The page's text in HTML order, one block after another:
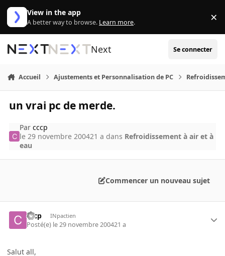
Aller au contenu
View in the app
A better way to browse. Learn more. ×
Next Se connecter
Accueil Ajustements et Personnalisation de PC
un vrai pc de merde.
Parcccp
le 29 novembre 200421 a dans Refroidissement à air et à
eau
Commencer un nouveau sujet
cccp INpactien
Posté(e) le 29 novembre 200421 a
Salut all,